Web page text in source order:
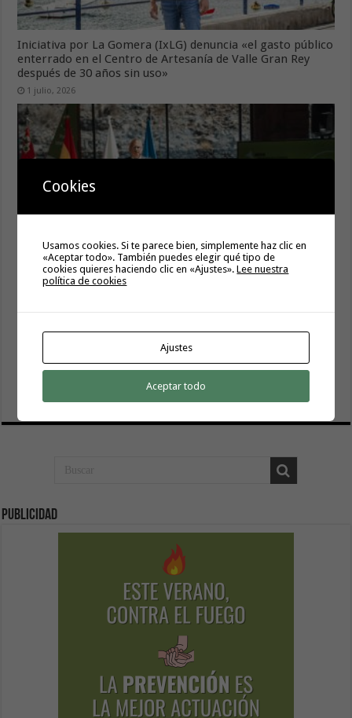
Iniciativa por La Gomera (IxLG) denuncia «el gasto público
enterrado en el Centro de Artesanía de Valle Gran Rey
después de 30 años sin uso»
1 julio, 2026
Curbelo respalda la postura de la CNMC y reclama una
Iniciativa por La Gomera (IxLG) respalda a la plantilla de
RTVC y denuncia precariedad laboral y falta de pluralismo
en La Gomera
Publicidad
Cookies
Usamos cookies. Si te parece bien, simplemente haz clic en
«Aceptar todo». También puedes elegir qué tipo de
cookies quieres haciendo clic en «Ajustes».Lee nuestra
política de cookies
Ajustes
Aceptar todo